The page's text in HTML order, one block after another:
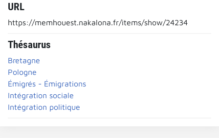
URL
https://memhouest.nakalona.fr/items/show/24234
Thésaurus
Bretagne
Pologne
Émigrés - Émigrations
Intégration sociale
Intégration politique